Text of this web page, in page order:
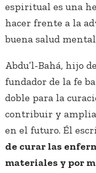
espiritual es una
hacer frente a la
buena salud
Abdu’l-Bahá, hijo
fundador de la fe
doble para la
contribuir y
en el futuro. Él
de curar las
materiales y por